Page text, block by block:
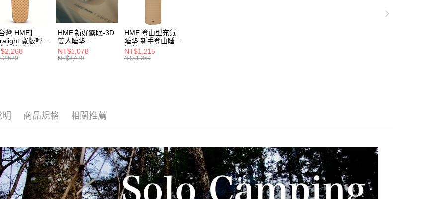
灣 HME】
寬版輕量
氣筒睡墊
256R-
HME 新好露眠-3D
雙人睡墊
132CM/104CM/66
CM
NT$3,078
NT$3,420
HME 登山型充氣
睡墊 新手登山睡墊
推薦 H720-201R
沙色
NT$1,215
NT$1,350
明 商品規格 相關推薦